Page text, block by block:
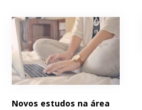
Novos estudos na área
Páginas